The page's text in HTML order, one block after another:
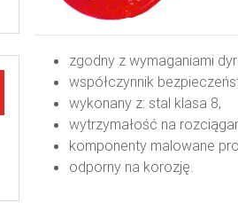
zgodny z wymaganiami
współczynnik
wykonany z: stal klasa 8,
wytrzymałość na
komponenty malowane
odporny na korozję.